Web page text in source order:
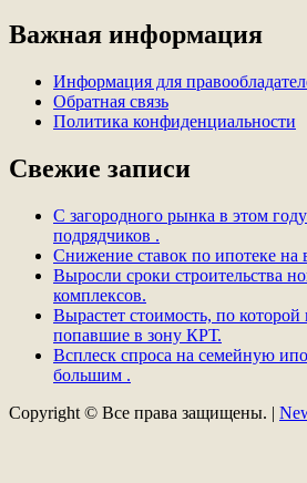
Важная информация
Информация для
Обратная связь
Политика конфиденциальности
Свежие записи
С загородного рынка в этом
подрядчиков .
Снижение ставок по ипотеке на
Выросли сроки строительства
комплексов.
Вырастет стоимость, по
попавшие в зону КРТ.
Всплеск спроса на семейную
большим .
Copyright © Все права защищены. |